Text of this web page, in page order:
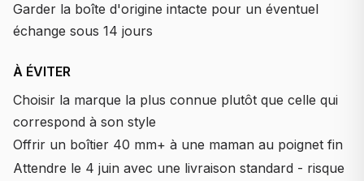
Garder la boîte d'origine intacte pour un éventuel
échange sous 14 jours
À ÉVITER
Choisir la marque la plus connue plutôt que celle qui
correspond à son style
Offrir un boîtier 40 mm+ à une maman au poignet fin
Attendre le 4 juin avec une livraison standard - risque